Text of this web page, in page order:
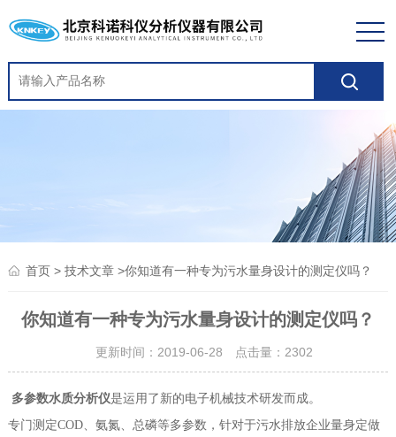
首页> 技术文章>你知道有一种专为污水量身设计的测定仪吗？
你知道有一种专为污水量身设计的测定仪吗？
更新时间：2019-06-28 点击量： 2302
多参数水质分析仪是运用了新的电子机械技术研发而成。
专门测定COD、氨氮、总磷等多参数，针对于污水排放企业量身定做